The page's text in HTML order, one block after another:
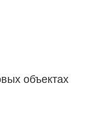
объектах